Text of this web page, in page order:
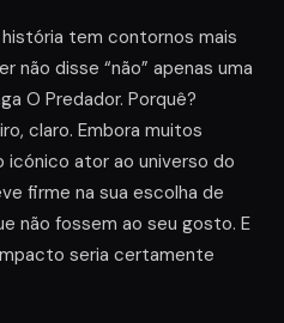
história tem contornos mais
não disse “não” apenas uma
O Predador. Porquê?
claro. Embora muitos
ator ao universo do
firme na sua escolha de
não fossem ao seu gosto. E
seria certamente